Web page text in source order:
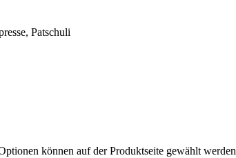
Patschuli
können auf der Produktseite gewählt werden